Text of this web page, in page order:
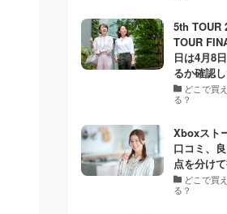
5th TOUR
TOUR
日は4月8
るか確認
どこで買
る？
Xboxスト
口コミ、
点を分け
どこで買
る？